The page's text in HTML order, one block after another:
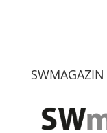
SWMAGAZIN